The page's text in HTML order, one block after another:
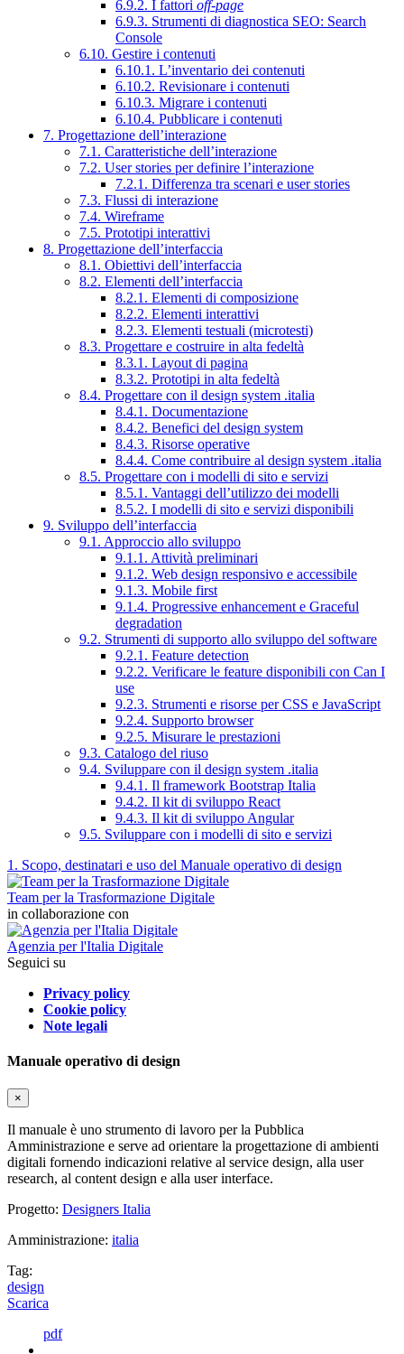
6.9.2. I fattori off-page
6.9.3. Strumenti di diagnostica SEO: Search
Console
6.10. Gestire i contenuti
6.10.1. L’inventario dei contenuti
6.10.2. Revisionare i contenuti
6.10.3. Migrare i contenuti
6.10.4. Pubblicare i contenuti
7. Progettazione dell’interazione
7.1. Caratteristiche dell’interazione
7.2. User stories per definire l’interazione
7.2.1. Differenza tra scenari e user stories
7.3. Flussi di interazione
7.4. Wireframe
7.5. Prototipi interattivi
8. Progettazione dell’interfaccia
8.1. Obiettivi dell’interfaccia
8.2. Elementi dell’interfaccia
8.2.1. Elementi di composizione
8.2.2. Elementi interattivi
8.2.3. Elementi testuali (microtesti)
8.3. Progettare e costruire in alta fedeltà
8.3.1. Layout di pagina
8.3.2. Prototipi in alta fedeltà
8.4. Progettare con il design system .italia
8.4.1. Documentazione
8.4.2. Benefici del design system
8.4.3. Risorse operative
8.4.4. Come contribuire al design system .italia
8.5. Progettare con i modelli di sito e servizi
8.5.1. Vantaggi dell’utilizzo dei modelli
8.5.2. I modelli di sito e servizi disponibili
9. Sviluppo dell’interfaccia
9.1. Approccio allo sviluppo
9.1.1. Attività preliminari
9.1.2. Web design responsivo e accessibile
9.1.3. Mobile first
9.1.4. Progressive enhancement e Graceful
degradation
9.2. Strumenti di supporto allo sviluppo del software
9.2.1. Feature detection
9.2.2. Verificare le feature disponibili con Can I
use
9.2.3. Strumenti e risorse per CSS e JavaScript
9.2.4. Supporto browser
9.2.5. Misurare le prestazioni
9.3. Catalogo del riuso
9.4. Sviluppare con il design system .italia
9.4.1. Il framework Bootstrap Italia
9.4.2. Il kit di sviluppo React
9.4.3. Il kit di sviluppo Angular
9.5. Sviluppare con i modelli di sito e servizi
1. Scopo, destinatari e uso del Manuale operativo di design
Team per la Trasformazione Digitale
in collaborazione con
Agenzia per l'Italia Digitale
Seguici su
Privacy policy
Cookie policy
Note legali
Manuale operativo di design
×
Il manuale è uno strumento di lavoro per la Pubblica
Amministrazione e serve ad orientare la progettazione di ambienti
digitali fornendo indicazioni relative al service design, alla user
research, al content design e alla user interface.
Progetto: Designers Italia
Amministrazione: italia
Tag:
design
Scarica
pdf